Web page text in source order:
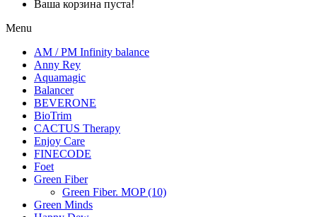
Ваша корзина пуста!
Menu
AM / PM Infinity balance
Anny Rey
Aquamagic
Balancer
BEVERONE
BioTrim
CACTUS Therapy
Enjoy Care
FINECODE
Foet
Green Fiber
Green Fiber. MOP (10)
Green Minds